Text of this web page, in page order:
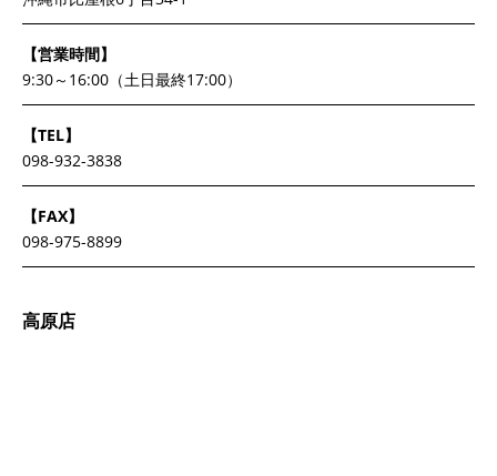
【営業時間】
9:30～16:00（土日最終17:00）
【TEL】
098-932-3838
【FAX】
098-975-8899
高原店